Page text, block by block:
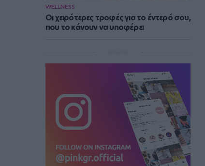
WELLNESS
Οι χειρότερες τροφές για το έντερό σου,
που το κάνουν να υποφέρει